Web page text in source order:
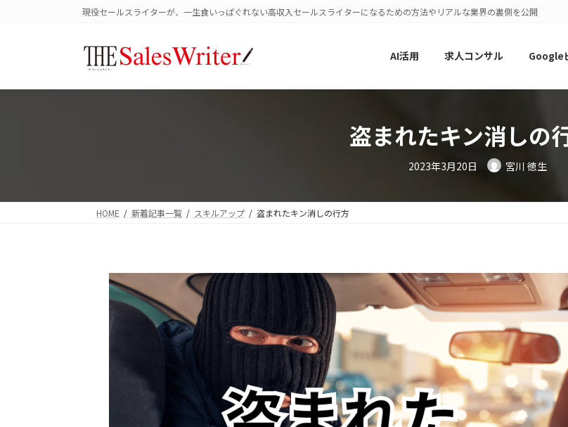
へ
ョ
現役セールスライターが、一生食いっぱぐれない高収入セールスライターになるための方法やリアルな業界の裏側を公開
AI活用 求人コンサル Google
盗まれたキン消しの
2023年3月20日 宮川 徳生
HOME 新着記事一覧 スキルアップ 盗まれたキン消しの行方